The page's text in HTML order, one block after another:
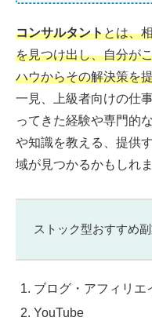
コンサルタントとは、
を見つけ出し、自分が
ハウからその解決策を
一見、上級者向けの仕
ってきた経験や専門的
や知識を教える、提供
域が見つかるかもしれま
ストック型おすすめ
ブログ・アフィリエ
YouTube